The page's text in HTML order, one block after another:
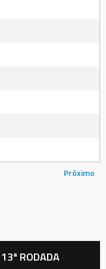
Próximo
RODADA